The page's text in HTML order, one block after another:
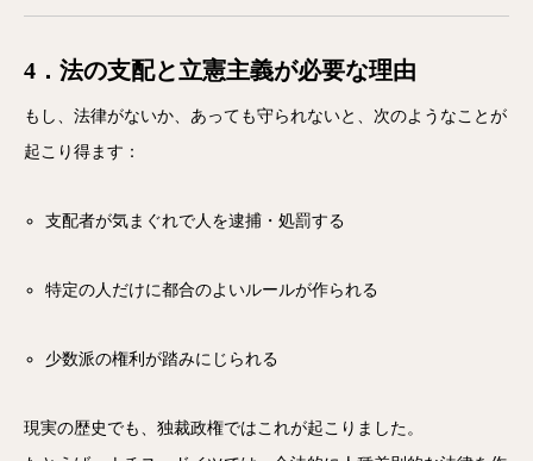
4．法の支配と立憲主義が必要な理由
もし、法律がないか、あっても守られないと、次のようなことが
起こり得ます：
支配者が気まぐれで人を逮捕・処罰する
特定の人だけに都合のよいルールが作られる
少数派の権利が踏みにじられる
現実の歴史でも、独裁政権ではこれが起こりました。